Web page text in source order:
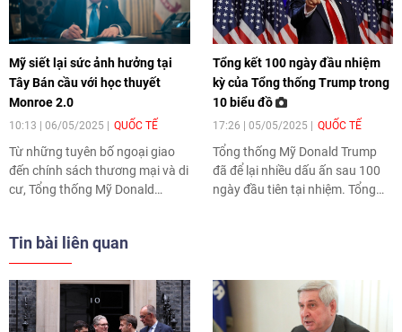
Mỹ siết lại sức ảnh hưởng tại
Tây Bán cầu với học thuyết
Monroe 2.0
10:13 | 06/05/2025 QUỐC TẾ
Từ những tuyên bố ngoại giao
đến chính sách thương mại và di
cư, Tổng thống Mỹ Donald
thuyết Monroe – chiến lược
từng khẳng định Tây Bán cầu là
khu vực ảnh hưởng riêng của
Mỹ từ thế kỷ 19. Đây là quan
điểm được tác giả Karen
Tổng kết 100 ngày đầu nhiệm
kỳ của Tổng thống Trump trong
10 biểu đồ
17:26 | 05/05/2025 QUỐC TẾ
Tổng thống Mỹ Donald Trump
đã để lại nhiều dấu ấn sau 100
ngày đầu tiên tại nhiệm. Tổng
trong 10 biểu đồ" của các tác giả
Chris Alcantara, Nick
Mourtoupalas, Azi Paybarah và
Tin bài liên quan